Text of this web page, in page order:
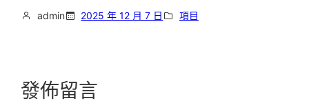
admin 2025 年 12 月 7 日 項目
發佈留言